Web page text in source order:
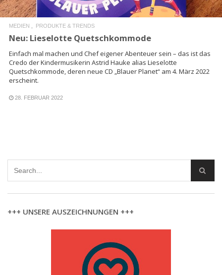
MEDIEN PRODUKTE & TRENDS
Neu: Lieselotte Quetschkommode
Einfach mal machen und Chef eigener Abenteuer sein – das ist das
Credo der Kindermusikerin Astrid Hauke alias Lieselotte
Quetschkommode, deren neue CD „Blauer Planet“ am 4. März 2022
erscheint.
28. FEBRUAR 2022
+++ UNSERE AUSZEICHNUNGEN +++